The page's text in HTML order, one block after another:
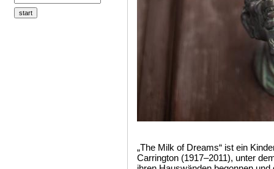
„The Milk of Dreams“ ist ein
Carrington (1917–2011), unter